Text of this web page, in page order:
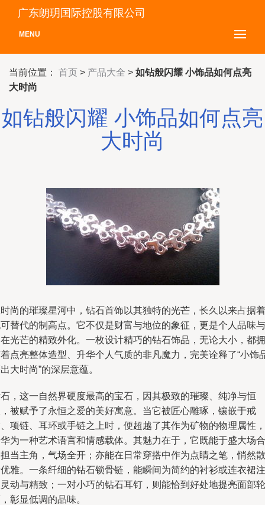
广东朗玥国际控股有限公司
MENU
当前位置： 首页 > 产品大全 > 如钻般闪耀 小饰品如何点亮
大时尚
如钻般闪耀 小饰品如何点亮
大时尚
尚的璀璨星河中，钻石首饰以其独特的光芒，长久以来占据着
替代的制高点。它不仅是财富与地位的象征，更是个人品味与
光芒的精致外化。一枚设计精巧的钻石饰品，无论大小，都拥
点亮整体造型、升华个人气质的非凡魔力，完美诠释了“小饰
大时尚”的深层意蕴。
，这一自然界硬度最高的宝石，因其极致的璀璨、纯净与恒
被赋予了永恒之爱的美好寓意。当它被匠心雕琢，镶嵌于戒
项链、耳环或手链之上时，便超越了其作为矿物的物理属性，
为一种艺术语言和情感载体。其魅力在于，它既能于盛大场合
当主角，气场全开；亦能在日常穿搭中作为点睛之笔，悄然散
雅。一条纤细的钻石锁骨链，能瞬间为简约的衬衫或连衣裙注
动与精致；一对小巧的钻石耳钉，则能恰到好处地提亮面部轮
彰显低调的品味。